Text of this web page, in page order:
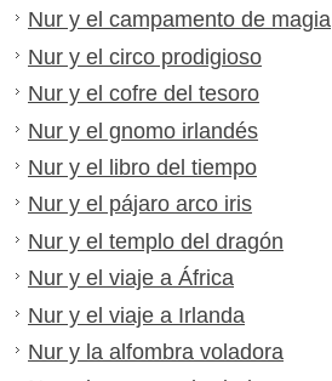
Nur y el campamento de magia
Nur y el circo prodigioso
Nur y el cofre del tesoro
Nur y el gnomo irlandés
Nur y el libro del tiempo
Nur y el pájaro arco iris
Nur y el templo del dragón
Nur y el viaje a África
Nur y el viaje a Irlanda
Nur y la alfombra voladora